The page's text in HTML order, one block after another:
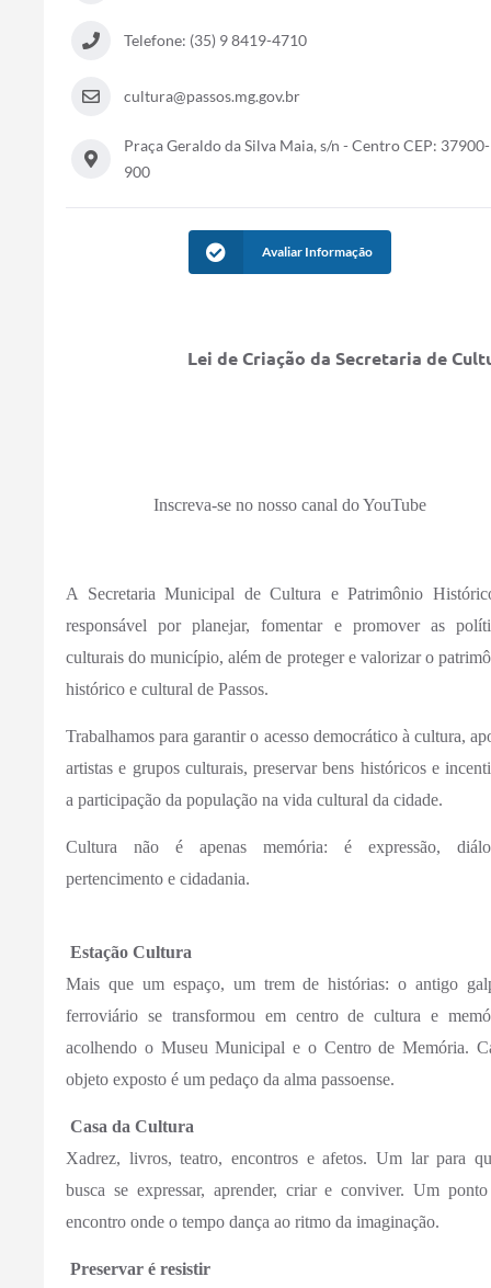
Telefone: (35) 9 8419-4710
cultura@passos.mg.gov.br
Praça Geraldo da Silva Maia, s/n - Centro CEP: 37900-
900
Avaliar Informação
Lei de Criação da Secretaria de
Inscreva-se no nosso canal do YouTube
A Secretaria Municipal de Cultura e Patrimônio
responsável por planejar, fomentar e promover as
culturais do município, além de proteger e valorizar o
histórico e cultural de Passos.
Trabalhamos para garantir o acesso democrático à cultura,
artistas e grupos culturais, preservar bens históricos e
a participação da população na vida cultural da cidade.
Cultura não é apenas memória: é expressão,
pertencimento e cidadania.
Estação Cultura
Mais que um espaço, um trem de histórias: o antigo
ferroviário se transformou em centro de cultura e
acolhendo o Museu Municipal e o Centro de Memória.
objeto exposto é um pedaço da alma passoense.
Casa da Cultura
Xadrez, livros, teatro, encontros e afetos. Um lar para
busca se expressar, aprender, criar e conviver. Um
encontro onde o tempo dança ao ritmo da imaginação.
Preservar é resistir